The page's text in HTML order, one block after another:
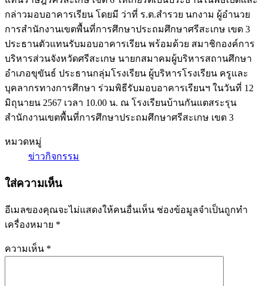
กล่าวมอบอาคารเรียน โดยมี ว่าที่ ร.ต.สำรวย นกงาม ผู้อำนวย
การสำนักงานเขตพื้นที่การศึกษาประถมศึกษาศรีสะเกษ เขต 3
ประธานตัวแทนรับมอบอาคารเรียน พร้อมด้วย สมาชิกองค์การ
บริหารส่วนจังหวัดศรีสะเกษ นายกสมาคมผู้บริหารสถานศึกษา
อำเภอขุขันธ์ ประธานกลุ่มโรงเรียน ผู้บริหารโรงเรียน ครูและ
บุคลากรทางการศึกษา ร่วมพิธีรับมอบอาคารเรียนฯ ในวันที่ 12
มิถุนายน 2567 เวลา 10.00 น. ณ โรงเรียนบ้านกันแตสระรุน
สำนักงานเขตพื้นที่การศึกษาประถมศึกษาศรีสะเกษ เขต 3
หมวดหมู่
ข่าวกิจกรรม
ใส่ความเห็น
อีเมลของคุณจะไม่แสดงให้คนอื่นเห็น ช่องข้อมูลจำเป็นถูกทำ
เครื่องหมาย *
ความเห็น *